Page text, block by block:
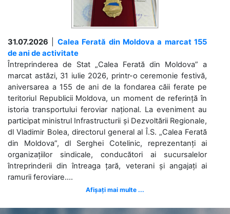
31.07.2026
Calea Ferată din Moldova a marcat 155
de ani de activitate
Întreprinderea de Stat „Calea Ferată din Moldova” a
marcat astăzi, 31 iulie 2026, printr-o ceremonie festivă,
aniversarea a 155 de ani de la fondarea căii ferate pe
teritoriul Republicii Moldova, un moment de referință în
istoria transportului feroviar național. La eveniment au
participat ministrul Infrastructurii și Dezvoltării Regionale,
dl Vladimir Bolea, directorul general al Î.S. „Calea Ferată
din Moldova”, dl Serghei Cotelinic, reprezentanți ai
organizațiilor sindicale, conducători ai sucursalelor
întreprinderii din întreaga țară, veterani și angajați ai
ramurii feroviare....
Afișați mai multe ...